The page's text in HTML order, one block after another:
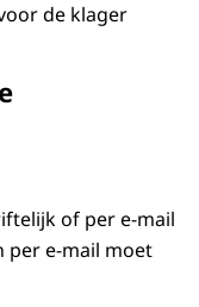
de klager
of per e-mail
per e-mail moet